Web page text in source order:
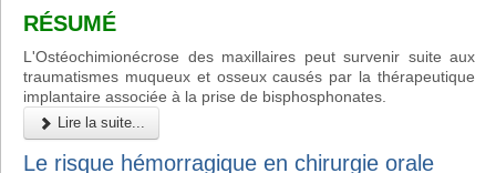
RÉSUMÉ
L'Ostéochimionécrose des maxillaires peut survenir suite aux
traumatismes muqueux et osseux causés par la thérapeutique
implantaire associée à la prise de bisphosphonates.
Lire la suite...
Le risque hémorragique en chirurgie orale